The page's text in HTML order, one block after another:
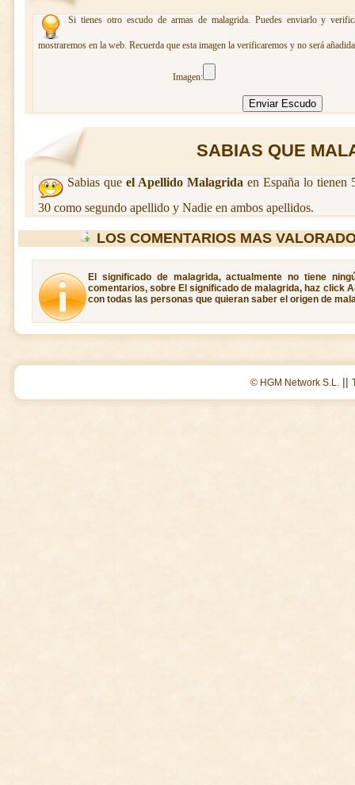
Si tienes otro escudo de armas de malagrida. Puedes enviarlo y
mostraremos en la web. Recuerda que esta imagen la verificaremos y no será
Imagen:
SABIAS QUE
Sabias que el Apellido Malagrida en España lo tienen
30 como segundo apellido y Nadie en ambos apellidos.
LOS COMENTARIOS MAS
El significado de malagrida, actualmente no tiene
comentarios, sobre El significado de malagrida, haz click
con todas las personas que quieran saber el origen de
© HGM Network S.L. ||